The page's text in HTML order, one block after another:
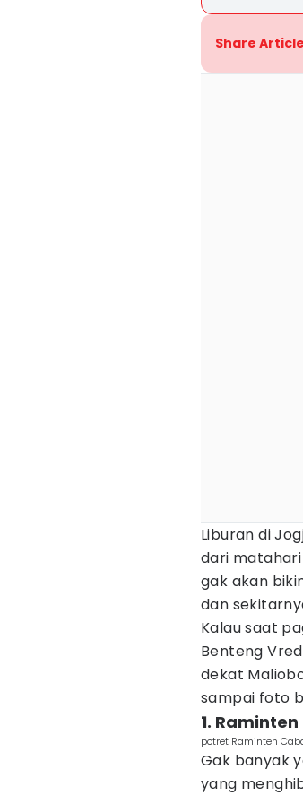
Share Article
Liburan di
dari
gak akan
dan
Kalau saat
Benteng
dekat
sampai foto
1.
potret Raminten
Gak banyak
yang